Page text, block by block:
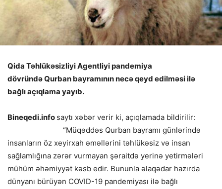
Qida Təhlükəsizliyi Agentliyi pandemiya
dövründə Qurban bayramının necə qeyd edilməsi ilə
bağlı açıqlama yayıb.
Bineqedi.info saytı xəbər verir ki, açıqlamada bildirilir:
“Müqəddəs Qurban bayramı günlərində
insanların öz xeyirxah əməllərini təhlükəsiz və insan
sağlamlığına zərər vurmayan şəraitdə yerinə yetirmələri
mühüm əhəmiyyət kəsb edir. Bununla əlaqədar hazırda
dünyanı bürüyən COVID-19 pandemiyası ilə bağlı